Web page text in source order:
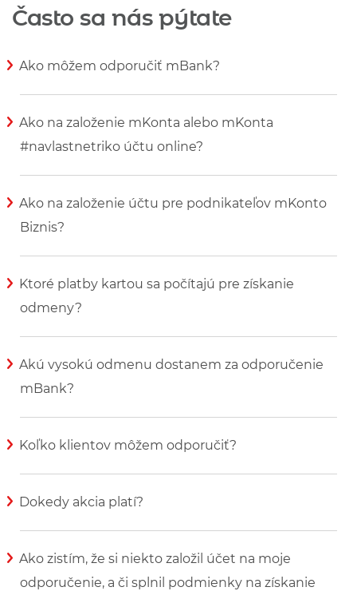
Často sa nás pýtate
Ako môžem odporučiť mBank?
Ako na založenie mKonta alebo mKonta
#navlastnetriko účtu online?
Ako na založenie účtu pre podnikateľov mKonto
Biznis?
Ktoré platby kartou sa počítajú pre získanie
odmeny?
Akú vysokú odmenu dostanem za odporučenie
mBank?
Koľko klientov môžem odporučiť?
Dokedy akcia platí?
Ako zistím, že si niekto založil účet na moje
odporučenie, a či splnil podmienky na získanie